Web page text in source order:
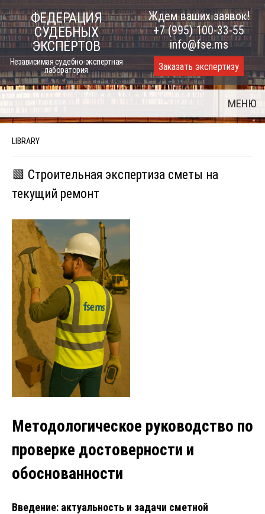
Skip
to
content
ФЕДЕРАЦИЯ
СУДЕБНЫХ
ЭКСПЕРТОВ
Независимая судебно-экспертная
лаборатория
Ждем ваших заявок!
+7 (995) 100-33-55
info@fse.ms
Заказать экспертизу
МЕНЮ
LIBRARY
🟩 Строительная экспертиза сметы на
текущий ремонт
Методологическое руководство по
проверке достоверности и
обоснованности
Введение: актуальность и задачи сметной